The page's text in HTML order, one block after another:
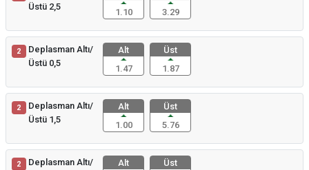
Üstü 2,5
1.10
3.29
2
Deplasman Altı/
Üstü 0,5
Alt
1.47
Üst
1.87
2
Deplasman Altı/
Üstü 1,5
Alt
1.00
Üst
5.76
2
Deplasman Altı/
Alt
Üst